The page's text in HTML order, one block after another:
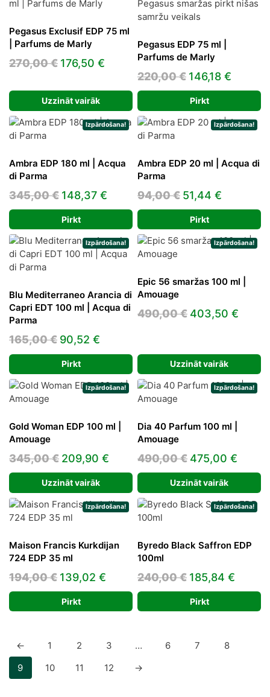
Pegasus Exclusif EDP 75 ml
| Parfums de Marly
270,00€ Original
was:
270,00 €.
176,50 € Current
is:
176,50 €.
Uzzināt vairāk
Pegasus EDP 75 ml |
Parfums de Marly
220,00€ Original
price
was:
220,00 €.
146,18 €
price
is:
146,18
Pirkt
Izpārdošana!
Ambra EDP 180 ml | Acqua
di Parma
345,00€ Original
price
was:
345,00 €.
148,37 € Current
price
is:
148,37 €.
Pirkt
Izpārdošana!
Ambra EDP 20 ml | Acqua di
Parma
94,00€ Original
price
was:
94,00 €.
51,44 €
price
is:
51,44 €.
Pirkt
Izpārdošana!
Blu Mediterraneo Arancia di
Capri EDT 100 ml | Acqua di
Parma
165,00€ Original
price
was:
165,00 €.
90,52 €
price
is:
90,52 €.
Pirkt
Izpārdošana!
Epic 56 smaržas 100 ml |
Amouage
490,00€ Original
490,00 €.
403,50 €
Uzzināt vairāk
Izpārdošana!
Gold Woman EDP 100 ml |
Amouage
345,00€ Original
price
was:
345,00 €.
209,90 € Current
price
is:
209,90 €.
Uzzināt vairāk
Izpārdošana!
Dia 40 Parfum 100 ml |
Amouage
490,00€ Original
price
was:
490,00 €.
475,00 €
price
is:
Uzzināt vairāk
Izpārdošana!
Maison Francis Kurkdijan
724 EDP 35 ml
194,00€ Original
price
was:
139,02 € Current
price
is:
Pirkt
Izpārdošana!
Byredo Black Saffron EDP
100ml
240,00€ Original
price
was:
185,84 €
price
is:
Pirkt
← 1 2 3 … 6 7
8
9
10 11 12 →